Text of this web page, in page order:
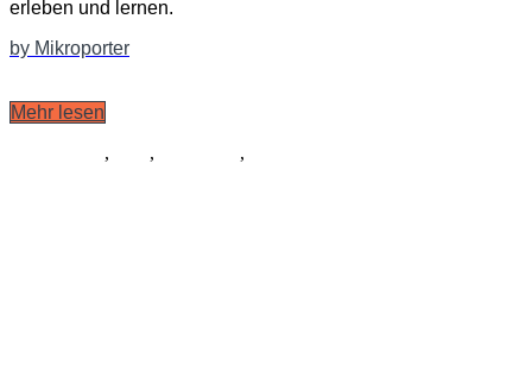
erleben und lernen.
by Mikroporter
Mehr lesen
, , ,